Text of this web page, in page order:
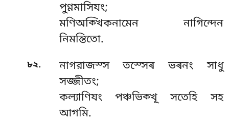
পুণ্ণমাসিযং;
মণিঅক্খিকনামেন নাগিন্দেন
নিমন্তিতো.
৮২.
নাগরাজস্স তস্সেৰ ভৰনং সাধু
সজ্জীতং;
কল্যাণিযং পঞ্চভিক্খূ সতেহি সহ
আগমি.